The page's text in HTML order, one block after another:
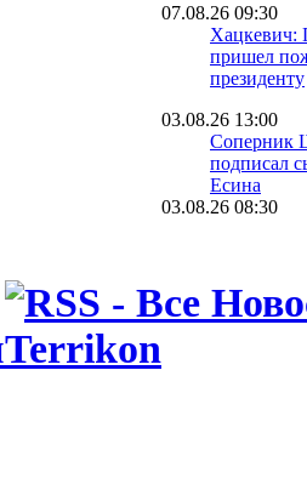
07.08.26 09:30
Хацкевич:
пришел
президенту
03.08.26 13:00
Соперник
подписал
Есина
03.08.26 08:30
16.07.26 18:11